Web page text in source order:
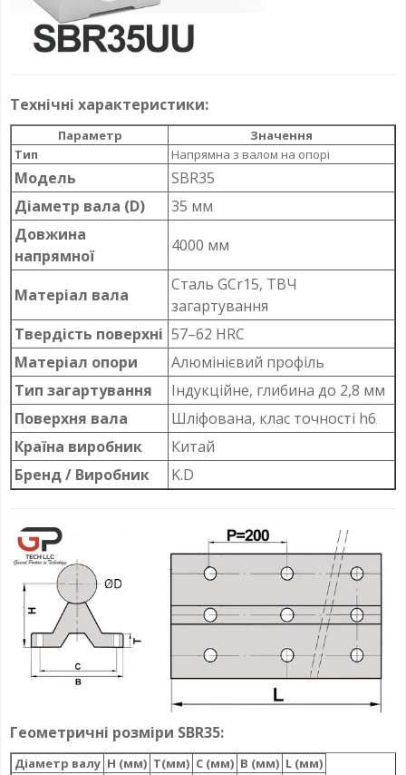
Технічні характеристики:
Параметр
Значення
Тип
Напрямна з валом на опорі
Модель
SBR35
Діаметр вала (D)
35 мм
Довжина
напрямної
4000 мм
Матеріал вала
Сталь GCr15, ТВЧ
загартування
Твердість поверхні 57–62 HRC
Матеріал опори
Алюмінієвий профіль
Тип загартування
Індукційне, глибина до 2,8 мм
Поверхня вала
Шліфована, клас точності h6
Країна виробник
Китай
Бренд / Виробник
K.D
Геометричні розміри SBR35:
Діаметр валу H (мм) T(мм) C (мм) B (мм) L (мм)